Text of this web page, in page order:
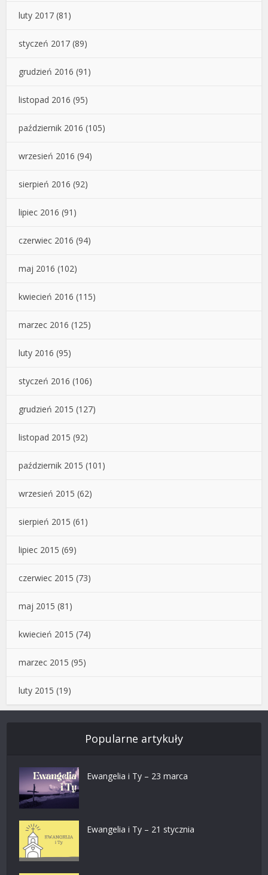
luty 2017 (81)
styczeń 2017 (89)
grudzień 2016 (91)
listopad 2016 (95)
październik 2016 (105)
wrzesień 2016 (94)
sierpień 2016 (92)
lipiec 2016 (91)
czerwiec 2016 (94)
maj 2016 (102)
kwiecień 2016 (115)
marzec 2016 (125)
luty 2016 (95)
styczeń 2016 (106)
grudzień 2015 (127)
listopad 2015 (92)
październik 2015 (101)
wrzesień 2015 (62)
sierpień 2015 (61)
lipiec 2015 (69)
czerwiec 2015 (73)
maj 2015 (81)
kwiecień 2015 (74)
marzec 2015 (95)
luty 2015 (19)
Popularne artykuły
Ewangelia i Ty – 23 marca
Ewangelia i Ty – 21 stycznia